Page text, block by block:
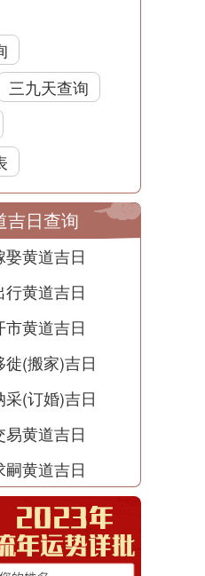
三九天查询
吉日查询
黄道吉日
黄道吉日
黄道吉日
(搬家)吉日
(订婚)吉日
黄道吉日
黄道吉日